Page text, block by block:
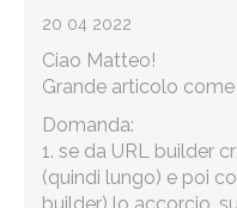
20 04 2022
Ciao Matteo!
Grande articolo
Domanda:
1. se da URL builder
(quindi lungo) e poi